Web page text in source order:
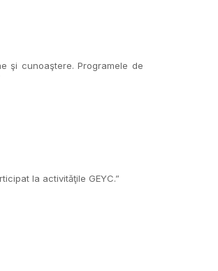
şi cunoaştere. Programele de
la activităţile GEYC.”